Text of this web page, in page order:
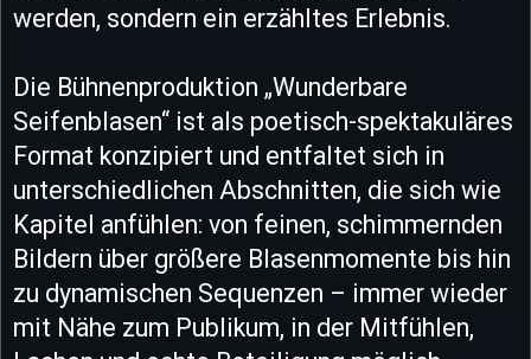
werden, sondern ein erzähltes Erlebnis.
Die Bühnenproduktion „Wunderbare
Seifenblasen“ ist als poetisch-spektakuläres
Format konzipiert und entfaltet sich in
unterschiedlichen Abschnitten, die sich wie
Kapitel anfühlen: von feinen, schimmernden
Bildern über größere Blasenmomente bis hin
zu dynamischen Sequenzen – immer wieder
mit Nähe zum Publikum, in der Mitfühlen,